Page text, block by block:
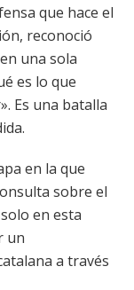
que hace el
reconoció
una sola
es lo que
Es una batalla
en la que
sobre el
en esta
un
a través